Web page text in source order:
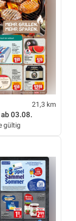
21,3 km
03.08.
gültig